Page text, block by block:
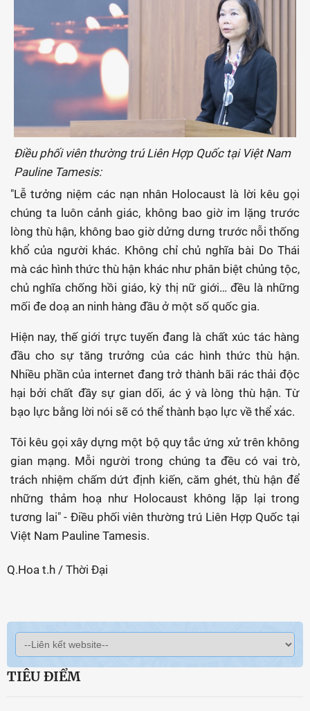
Điều phối viên thường trú Liên Hợp Quốc tại Việt Nam
Pauline Tamesis:
"Lễ tưởng niệm các nạn nhân Holocaust là lời kêu gọi
chúng ta luôn cảnh giác, không bao giờ im lặng trước
lòng thù hận, không bao giờ dửng dưng trước nỗi thống
khổ của người khác. Không chỉ chủ nghĩa bài Do Thái
mà các hình thức thù hận khác như phân biệt chủng tộc,
chủ nghĩa chống hồi giáo, kỳ thị nữ giới… đều là những
mối đe doạ an ninh hàng đầu ở một số quốc gia.
Hiện nay, thế giới trực tuyến đang là chất xúc tác hàng
đầu cho sự tăng trưởng của các hình thức thù hận.
Nhiều phần của internet đang trở thành bãi rác thải độc
hại bởi chất đầy sự gian dối, ác ý và lòng thù hận. Từ
bạo lực bằng lời nói sẽ có thể thành bạo lực về thể xác.
Tôi kêu gọi xây dựng một bộ quy tắc ứng xử trên không
gian mạng. Mỗi người trong chúng ta đều có vai trò,
trách nhiệm chấm dứt định kiến, căm ghét, thù hận để
những thảm hoạ như Holocaust không lặp lại trong
tương lai" - Điều phối viên thường trú Liên Hợp Quốc tại
Việt Nam Pauline Tamesis.
Q.Hoa t.h / Thời Đại
TIÊU ĐIỂM